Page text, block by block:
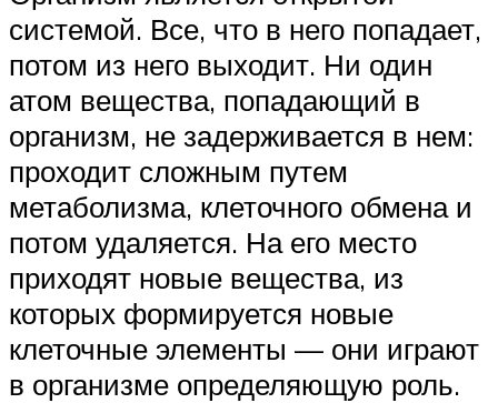
системой. Все, что в него попадает,
потом из него выходит. Ни один
атом вещества, попадающий в
организм, не задерживается в нем:
проходит сложным путем
метаболизма, клеточного обмена и
потом удаляется. На его место
приходят новые вещества, из
которых формируется новые
клеточные элементы — они играют
в организме определяющую роль.